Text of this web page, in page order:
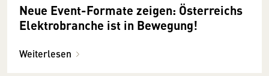
Neue Event-Formate zeigen: Österreichs
Elektrobranche ist in Bewegung!
Weiterlesen